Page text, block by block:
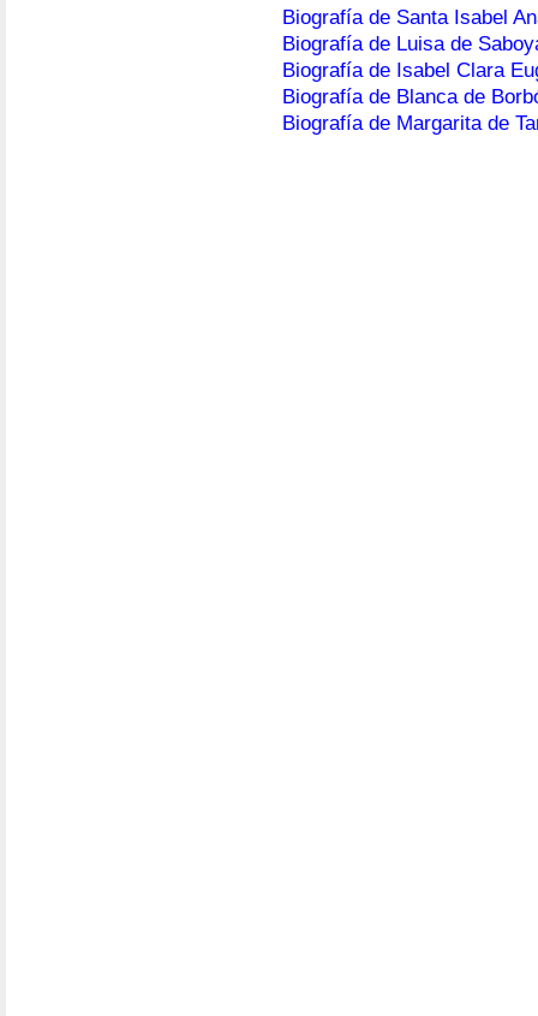
Biografía de Santa Isabel
Biografía de Luisa de
Biografía de Isabel Clara
Biografía de Blanca de
Biografía de Margarita de